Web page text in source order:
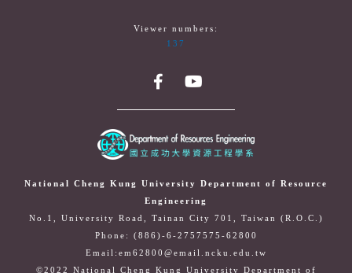
Viewer numbers:
137
National Cheng Kung University Department of Resource
Engineering
No.1, University Road, Tainan City 701, Taiwan (R.O.C.)
Phone: (886)-6-2757575-62800
Email:em62800@email.ncku.edu.tw
©2022 National Cheng Kung University Department of